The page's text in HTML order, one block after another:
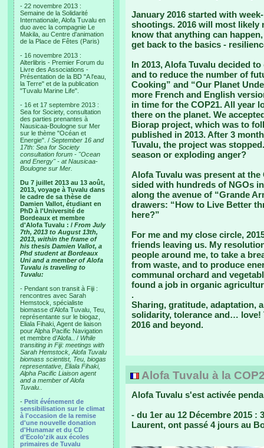
- 22 novembre 2013 :
Semaine de la Solidarité
Internationale, Alofa Tuvalu en
duo avec la compagnie Le
Makila, au Centre d'animation
de la Place de Fêtes (Paris)
- 16 novembre 2013 :
Alterlibris - Premier Forum du
Livre des Associations -
Présentation de la BD "A l'eau,
la Terre" et de la publication
"Tuvalu Marine Life".
- 16 et 17 septembre 2013 :
Sea for Society, consultation
des parties prenantes à
Nausicaa-Boulogne sur Mer
sur le thème "Océan et
Energie". / September 16 and
17th: Sea for Society
consultation forum - "Ocean
and Energy" - at Nausicaa-
Boulogne sur Mer.
Du 7 juillet 2013 au 13 août,
2013, voyage à Tuvalu dans
le cadre de sa thèse de
Damien Vallot, étudiant en
PhD à l'Université de
Bordeaux et membre
d'Alofa Tuvalu : / From July
7th, 2013 to August 13th,
2013, within the frame of
his thesis Damien Vallot, a
Phd student at Bordeaux
Uni and a member of Alofa
Tuvalu is traveling to
Tuvalu:
- Pendant son transit à Fiji :
rencontres avec Sarah
Hemstock, spécialiste
biomasse d’Alofa Tuvalu, Teu,
représentante sur le biogaz,
Eliala Fihaki, Agent de liaison
pour Alpha Pacific Navigation
et membre d’Alofa.. / While
transiting in Fiji: meetings with
Sarah Hemstock, Alofa Tuvalu
biomass scientist, Teu, biogas
representative, Eliala Fihaki,
Alpha Pacific Liaison agent
and a member of Alofa
Tuvalu..
- Petit événement de
sensibilisation sur le climat
à l'occasion de la remise
d'une nouvelle donation
d'Hunamar et du CD
d'Ecolo'zik aux écoles
primaires de Tuvalu
January 2016 started with
shootings. 2016 will most likely
know that anything can
get back to the basics -
In 2013, Alofa Tuvalu decided
and to reduce the number of
Cooking” and “Our Planet
more French and English
in time for the COP21. All year
there on the planet. We
Biorap project, which was to
published in 2013. After 3
Tuvalu, the project was
season or exploding anger?
Alofa Tuvalu was present at
sided with hundreds of NGOs
along the avenue of “Grande
drawers: “How to Live Better
here?”
For me and my close circle,
friends leaving us. My
people around me, to take a
from waste, and to produce
communal orchard and
found a job in organic
.
Sharing, gratitude, adaptation,
solidarity, tolerance and… love!
2016 and beyond.
Alofa Tuvalu à la
Alofa Tuvalu s'est activée
- du 1er au 12 Décembre 2015
Laurent, ont passé 4 jours au